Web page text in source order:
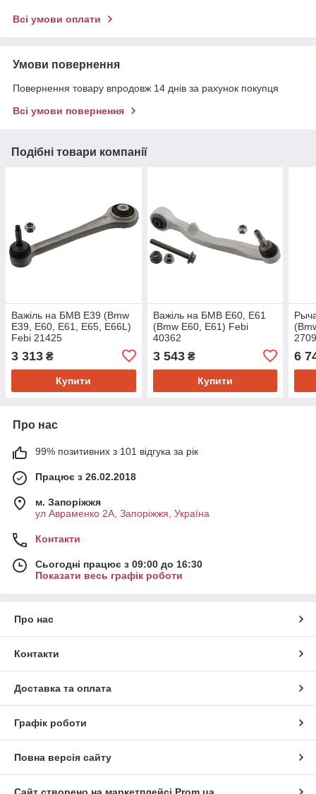
Всі умови оплати
Умови повернення
Повернення товару впродовж 14 днів за рахунок покупця
Всі умови повернення
Подібні товари компанії
Важіль на БМВ Е39 (Bmw
E39, E60, E61, E65, E66L)
Febi 21425
3 313 ₴
Купити
Важіль на БМВ Е60, Е61
(Bmw E60, E61) Febi
40362
3 543₴
Купити
6
Про нас
99% позитивних з 101 відгука за рік
Працює з 26.02.2018
м. Запоріжжя
ул Авраменко 2А, Запоріжжя, Україна
Контакти
Сьогодні працює з 09:00 до 16:30
Показати весь графік роботи
Про нас
Контакти
Доставка та оплата
Графік роботи
Повна версія сайту